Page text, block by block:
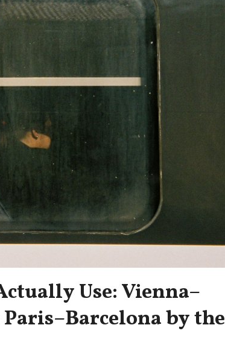
Use: Vienna–
Paris–Barcelona by the